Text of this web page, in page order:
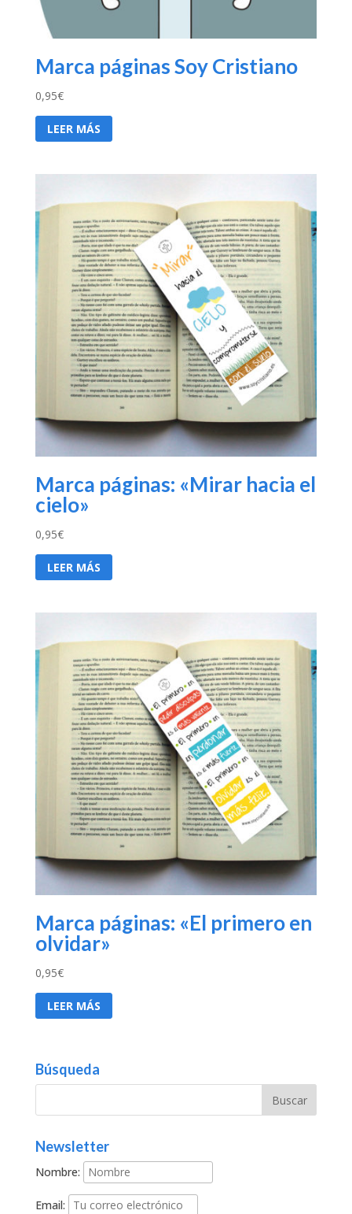
Marca páginas Soy Cristiano
0,95€
LEER MÁS
Marca páginas: «Mirar hacia el
cielo»
0,95€
LEER MÁS
Marca páginas: «El primero en
olvidar»
0,95€
LEER MÁS
Búsqueda
Newsletter
Nombre:
Email: